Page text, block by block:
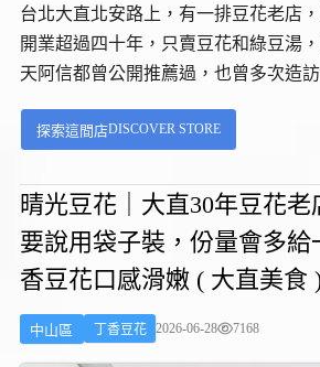
台北大直北安路上，有一排豆花老店
開業超過四十年，只賣豆花和綠豆湯
天阿信都曾公開推薦過，也曾多次造
步行約一分鐘即可到達，招牌清楚位
探索這間店DISCOVER STORE
晴光豆花｜大直30年豆花
要說用袋子裝，份量會多給
香豆花口感滑嫩 ( 大直美食
中山區 丁香豆花 2026-06-28 7168